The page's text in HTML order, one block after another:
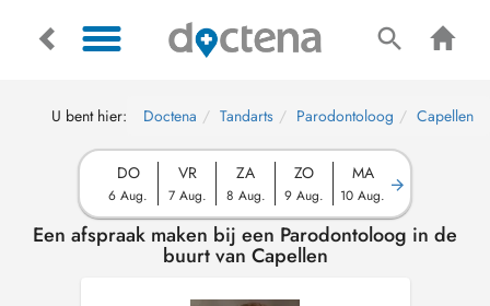
U bent hier: Doctena Tandarts Parodontoloog Capellen
DO
6 Aug.
VR
7 Aug.
ZA
8 Aug.
ZO
9 Aug.
MA
10 Aug.
Een afspraak maken bij een Parodontoloog in de
buurt van Capellen